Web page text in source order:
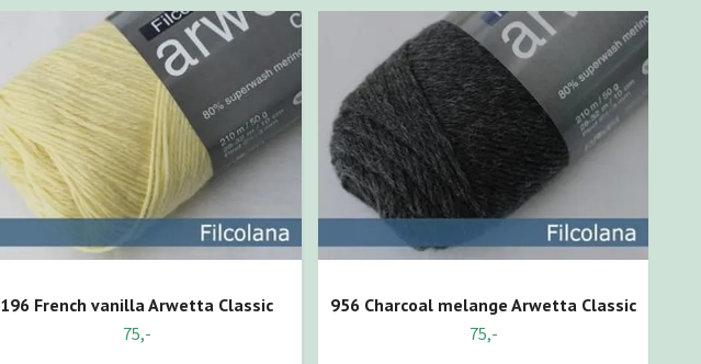
196 French vanilla Arwetta Classic
75,-
956 Charcoal melange Arwetta Classic
75,-